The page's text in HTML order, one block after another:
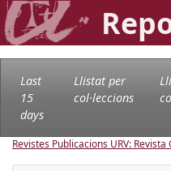
Last
15
days
Llistat per
col·leccions
Revistes Publicacions URV: